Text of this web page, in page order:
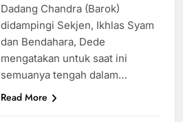
Dadang Chandra (Barok)
didampingi Sekjen, Ikhlas Syam
dan Bendahara, Dede
mengatakan untuk saat ini
semuanya tengah dalam…
Read More